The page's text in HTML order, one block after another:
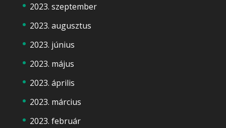
2023. szeptember
2023. augusztus
2023. június
2023. május
2023. április
2023. március
2023. február